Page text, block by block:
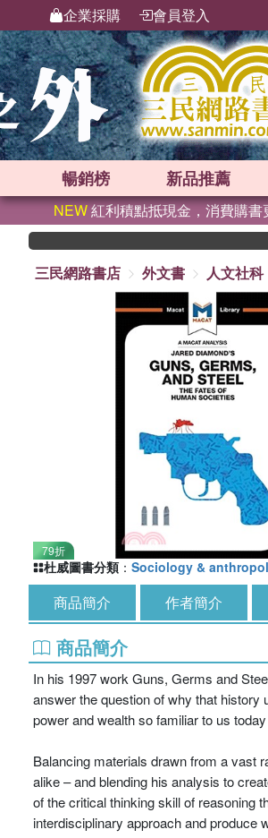
企業採購 會員登入
暢銷榜 新品推薦
NEW紅利積點抵現金，消費購書
三民網路書店
外文書 人文社科
79折
杜威圖書分類 ： Sociology &
商品簡介 作者簡介
商品簡介
In his 1997 work Guns, Germs and
answer the question of why that history
power and wealth so familiar to us
Balancing materials drawn from a vast
alike – and blending his analysis to
of the critical thinking skill of reasoning
interdisciplinary approach and produce